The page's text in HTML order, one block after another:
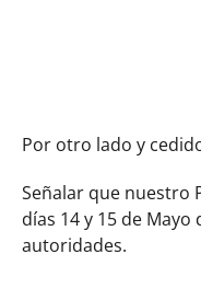
Por otro lado y
Señalar que nuestro
días 14 y 15 de
autoridades.